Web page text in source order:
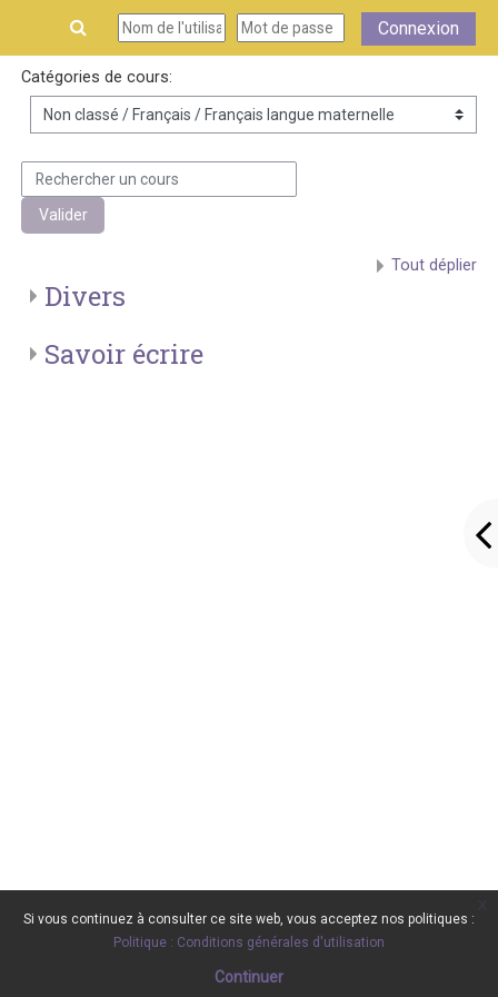
Connexion
Catégories de cours:
Rechercher un cours
Valider
Tout déplier
Divers
Savoir écrire
Si vous continuez à consulter ce site web, vous acceptez nos politiques :
Politique : Conditions générales d'utilisation
Continuer